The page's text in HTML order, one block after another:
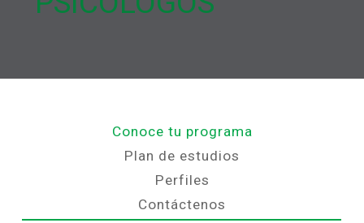
Conoce tu programa
Plan de estudios
Perfiles
Contáctenos